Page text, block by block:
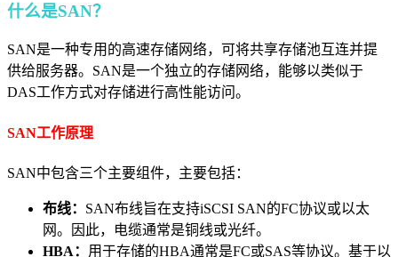
什么是SAN？
SAN是一种专用的高速存储网络，可将共享存储池互连并提
供给服务器。SAN是一个独立的存储网络，能够以类似于
DAS工作方式对存储进行高性能访问。
SAN工作原理
SAN中包含三个主要组件，主要包括：
布线： SAN布线旨在支持iSCSI SAN的FC协议或以太
网。因此，电缆通常是铜线或光纤。
HBA： 用于存储的HBA通常是FC或SAS等协议。基于以